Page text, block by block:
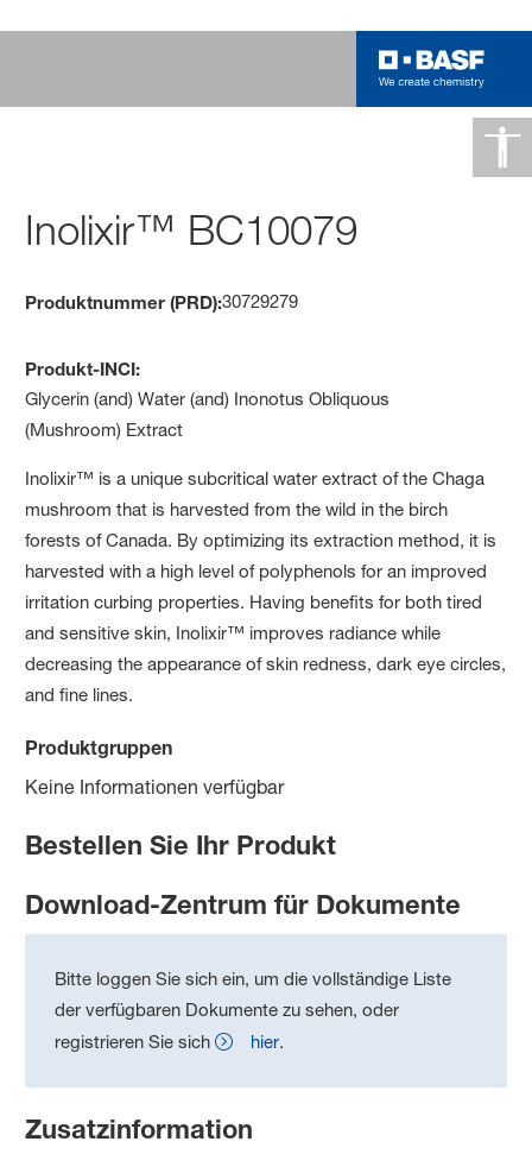
Inolixir™ BC10079
Produktnummer (PRD):30729279
Produkt-INCI:
Glycerin (and) Water (and) Inonotus Obliquous
(Mushroom) Extract
Inolixir™ is a unique subcritical water extract of the Chaga
mushroom that is harvested from the wild in the birch
forests of Canada. By optimizing its extraction method, it is
harvested with a high level of polyphenols for an improved
irritation curbing properties. Having benefits for both tired
and sensitive skin, Inolixir™ improves radiance while
decreasing the appearance of skin redness, dark eye circles,
and fine lines.
Produktgruppen
Keine Informationen verfügbar
Bestellen Sie Ihr Produkt
Download-Zentrum für Dokumente
Bitte loggen Sie sich ein, um die vollständige Liste
der verfügbaren Dokumente zu sehen, oder
registrieren Sie sich
hier.
Zusatzinformation